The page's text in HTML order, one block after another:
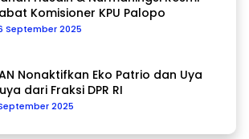
Komisioner KPU Palopo
September 2025
Nonaktifkan Eko Patrio dan Uya
dari Fraksi DPR RI
2025